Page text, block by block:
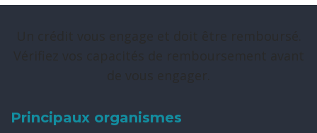
Principaux organismes